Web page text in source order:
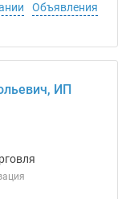
Объявления
ИП